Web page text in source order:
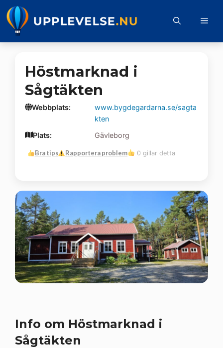
Hoppa
till
innehåll
Höstmarknad i
Sågtäkten
Webbplats:
www.bygdegardarna.se/sagta
kten
Plats:
Gävleborg
Bra tips Rapportera problem 0 gillar detta
Info om Höstmarknad i
Sågtäkten